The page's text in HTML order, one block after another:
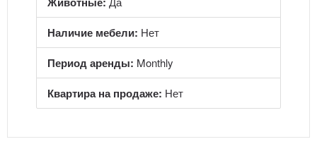
Наличие мебели: Нет
Период аренды: Monthly
Квартира на продаже: Нет